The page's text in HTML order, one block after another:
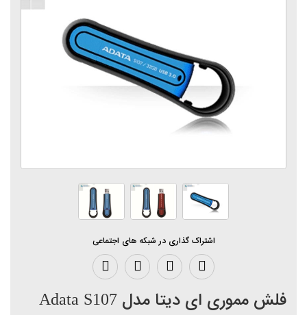
اشتراک گذاری در شبکه های اجتماعی
فلش مموری ای دیتا مدل Adata S107